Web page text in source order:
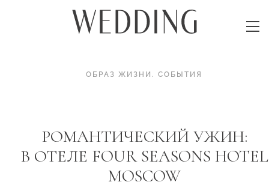
ОБРАЗ ЖИЗНИ . СОБЫТИЯ
РОМАНТИЧЕСКИЙ УЖИН:
В ОТЕЛЕ FOUR SEASONS HOTEL
MOSCOW